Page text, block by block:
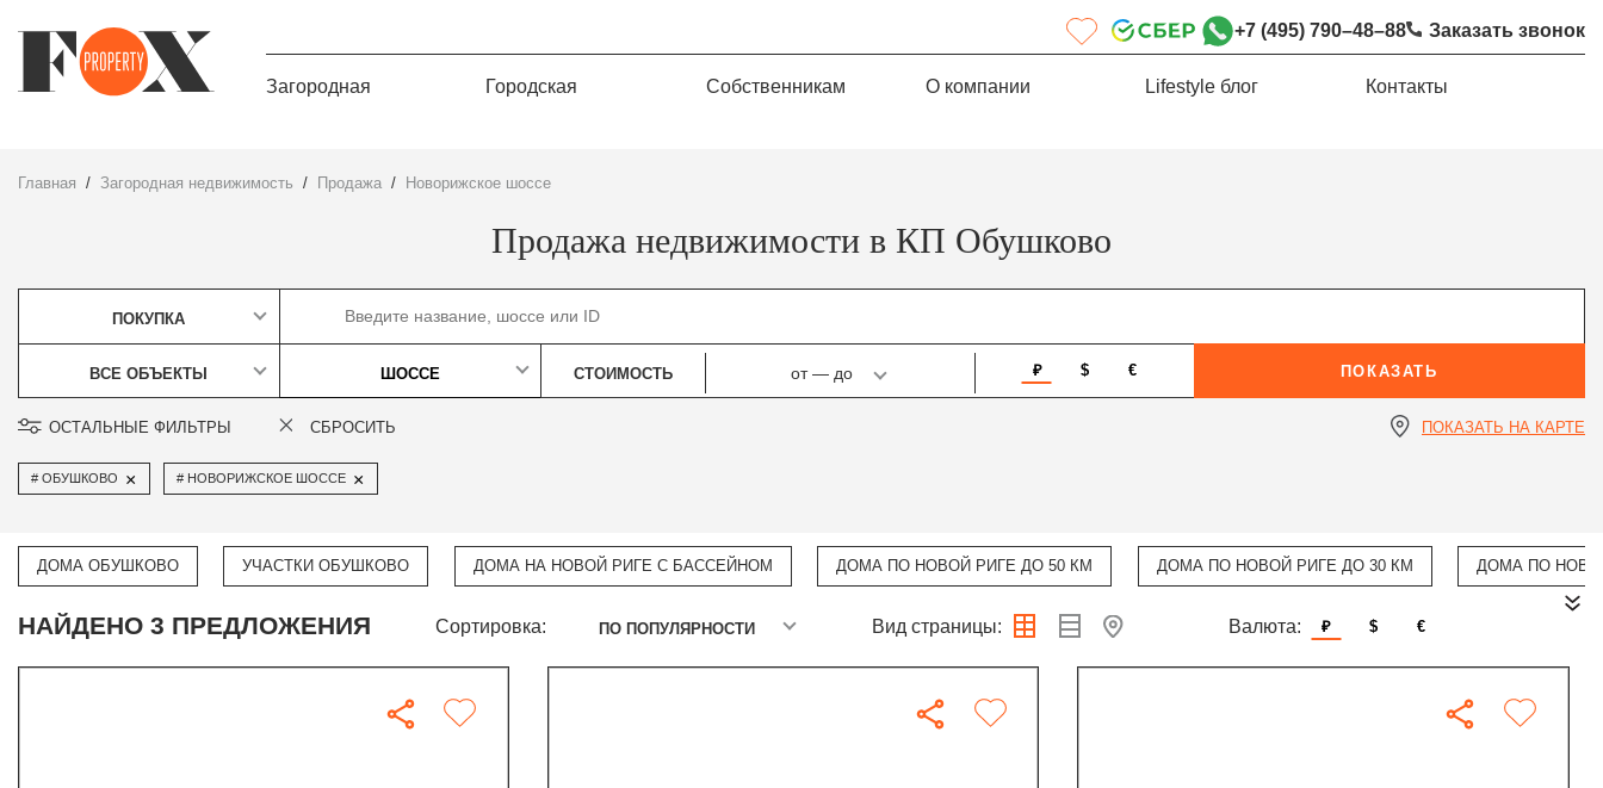
+7 (495) 790–48–88 Заказать звонок
Загородная Городская Собственникам О компании Lifestyle блог Контакты
Главная Загородная недвижимость Продажа Новорижское шоссе
Продажа недвижимости в КП Обушково
ПОКУПКА
ВСЕ ОБЪЕКТЫ ШОССЕ СТОИМОСТЬ от—до ₽ $ € ПОКАЗАТЬ
ОСТАЛЬНЫЕ ФИЛЬТРЫ СБРОСИТЬ ПОКАЗАТЬ НА КАРТЕ
ОБУШКОВО × НОВОРИЖСКОЕ ШОССЕ ×
ДОМА ОБУШКОВО УЧАСТКИ ОБУШКОВО ДОМА НА НОВОЙ РИГЕ С БАССЕЙНОМ ДОМА ПО НОВОЙ РИГЕ ДО 50 КМ ДОМА ПО НОВОЙ РИГЕ ДО 30 КМ ДОМА ПО
НАЙДЕНО 3 ПРЕДЛОЖЕНИЯ Сортировка: ПО ПОПУЛЯРНОСТИ Вид страницы: Валюта: ₽ $ €